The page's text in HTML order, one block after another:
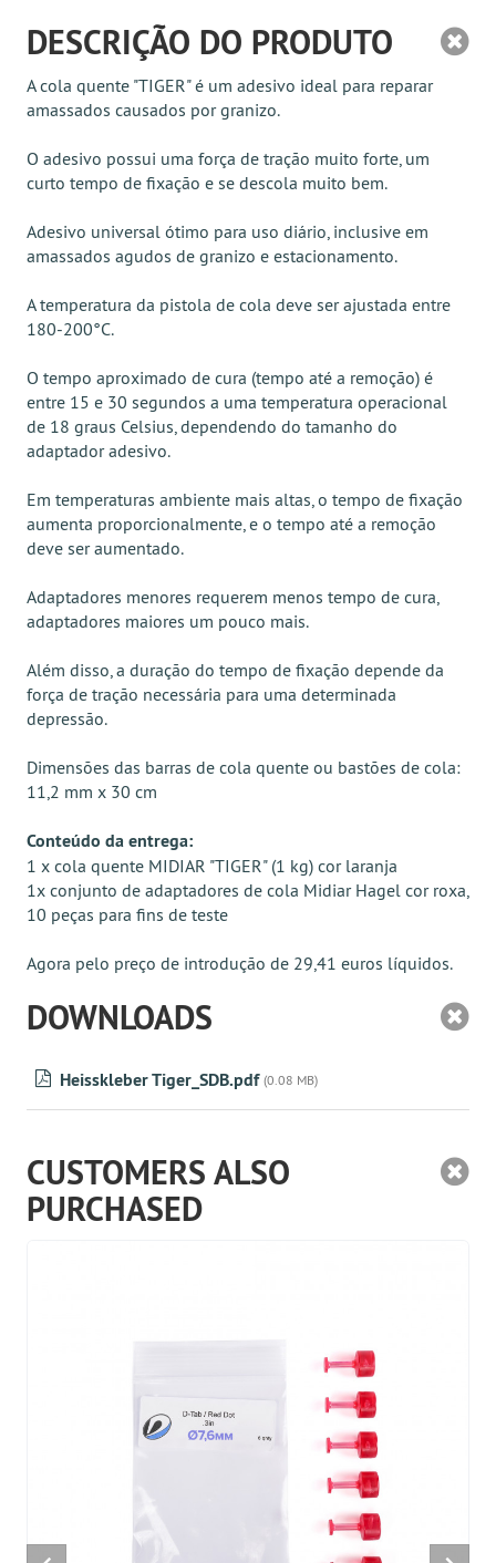
DESCRIÇÃO DO PRODUTO
A cola quente "TIGER" é um adesivo ideal para reparar
amassados causados por granizo.
O adesivo possui uma força de tração muito forte, um
curto tempo de fixação e se descola muito bem.
Adesivo universal ótimo para uso diário, inclusive em
amassados agudos de granizo e estacionamento.
A temperatura da pistola de cola deve ser ajustada entre
180-200°C.
O tempo aproximado de cura (tempo até a remoção) é
entre 15 e 30 segundos a uma temperatura operacional
de 18 graus Celsius, dependendo do tamanho do
adaptador adesivo.
Em temperaturas ambiente mais altas, o tempo de fixação
aumenta proporcionalmente, e o tempo até a remoção
deve ser aumentado.
Adaptadores menores requerem menos tempo de cura,
adaptadores maiores um pouco mais.
Além disso, a duração do tempo de fixação depende da
força de tração necessária para uma determinada
depressão.
Dimensões das barras de cola quente ou bastões de cola:
11,2 mm x 30 cm
Conteúdo da entrega:
1 x cola quente MIDIAR "TIGER" (1 kg) cor laranja
1x conjunto de adaptadores de cola Midiar Hagel cor roxa,
10 peças para fins de teste
Agora pelo preço de introdução de 29,41 euros líquidos.
DOWNLOADS
Heisskleber Tiger_SDB.pdf (0.08 MB)
CUSTOMERS ALSO
PURCHASED